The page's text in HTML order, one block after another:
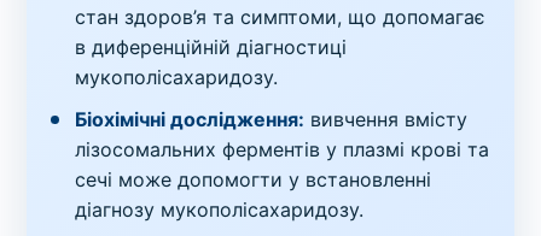
стан здоров’я та симптоми, що допомагає
в диференційній діагностиці
мукополісахаридозу.
Біохімічні дослідження: вивчення вмісту
лізосомальних ферментів у плазмі крові та
сечі може допомогти у встановленні
діагнозу мукополісахаридозу.